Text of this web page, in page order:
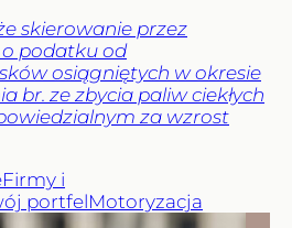
skierowanie przez
podatku od
osiągniętych w okresie
br. ze zbycia paliw ciekłych
za wzrost
Firmy i
portfelMotoryzacja